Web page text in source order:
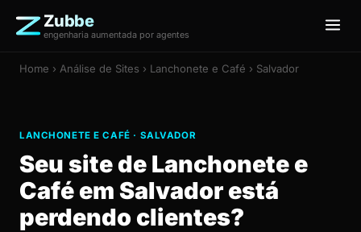
Zubbe
engenharia aumentada por agentes
Home › Análise de Sites › Lanchonete e Café › Salvador
LANCHONETE E CAFÉ · SALVADOR
Seu site de Lanchonete e
Café em Salvador está
perdendo clientes?